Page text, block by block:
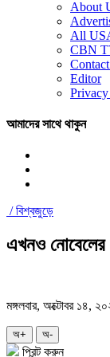
About
All
CBN
Editor
আমাদের সাথে থাকুন
/বিশ্বজুড়ে
এখনও নোবেলের
মঙ্গলবার, অক্টোবর ১৪,
অ+ অ-
প্রিন্ট করুন